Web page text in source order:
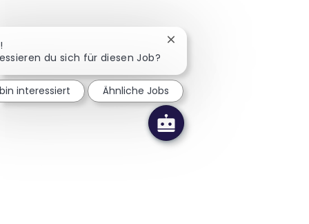
du sich für diesen Job?
Chatbot-Benachrichtigung
interessiert Ähnliche Jobs